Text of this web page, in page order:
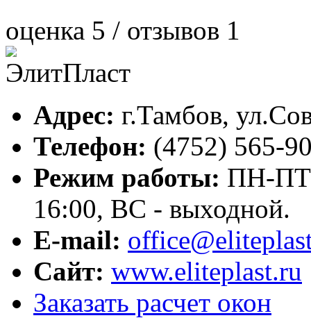
оценка 5 / отзывов 1
Адрес: г.Тамбов,
Телефон: (4752) 565-
Режим работы: ПН-ПТ
16:00, ВС - выходной.
E-mail:
Сайт: www.eliteplast.ru
Заказать расчет окон